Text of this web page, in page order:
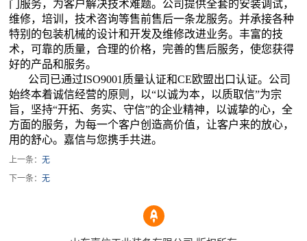
门服务，为客户解决技术难题。公司提供全套的安装调试，
维修，培训，技术咨询等售前售后一条龙服务。并承接各种
特别的包装机械的设计和开发及维修改进业务。丰富的技
术，可靠的质量，合理的价格，完善的售后服务，使您获得
好的产品和服务。
公司已通过ISO9001质量认证和CE欧盟出口认证。公司
始终本着诚信经营的原则，以“以诚为本，以质取信”为宗
旨，坚持“开拓、务实、守信”的企业精神，以诚挚的心，全
方面的服务，为每一个客户创造高价值，让客户来的放心，
用的舒心。嘉信与您携手共进。
上一条：无
下一条：无